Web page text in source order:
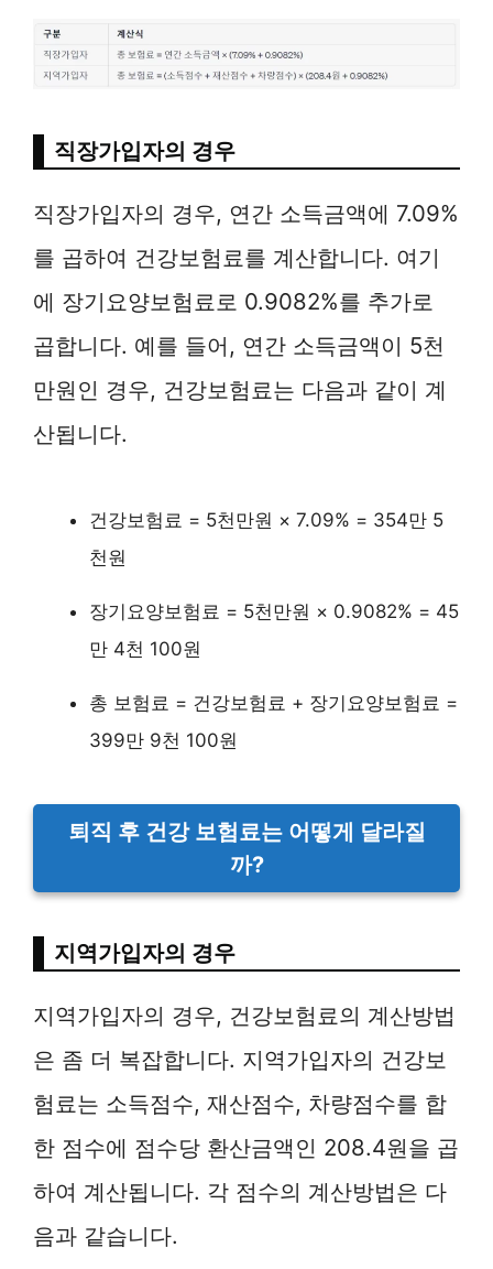
직장가입자의 경우
직장가입자의 경우, 연간 소득금액에 7.09%
를 곱하여 건강보험료를 계산합니다. 여기
에 장기요양보험료로 0.9082%를 추가로
곱합니다. 예를 들어, 연간 소득금액이 5천
만원인 경우, 건강보험료는 다음과 같이 계
산됩니다.
건강보험료 = 5천만원 × 7.09% = 354만 5
천원
장기요양보험료 = 5천만원 × 0.9082% = 45
만 4천 100원
총 보험료 = 건강보험료 + 장기요양보험료 =
399만 9천 100원
퇴직 후 건강 보험료는 어떻게 달라질
까?
지역가입자의 경우
지역가입자의 경우, 건강보험료의 계산방법
은 좀 더 복잡합니다. 지역가입자의 건강보
험료는 소득점수, 재산점수, 차량점수를 합
한 점수에 점수당 환산금액인 208.4원을 곱
하여 계산됩니다. 각 점수의 계산방법은 다
음과 같습니다.